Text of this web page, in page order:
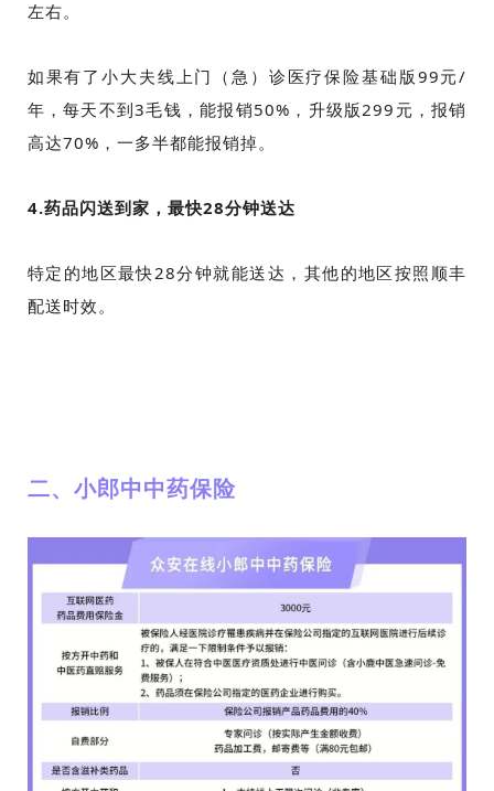
左右。
如果有了小大夫线上门（急）诊医疗保险基础版99元/
年，每天不到3毛钱，能报销50%，升级版299元，报销
高达70%，一多半都能报销掉。
4.药品闪送到家，最快28分钟送达
特定的地区最快28分钟就能送达，其他的地区按照顺丰
配送时效。
二、小郎中中药保险